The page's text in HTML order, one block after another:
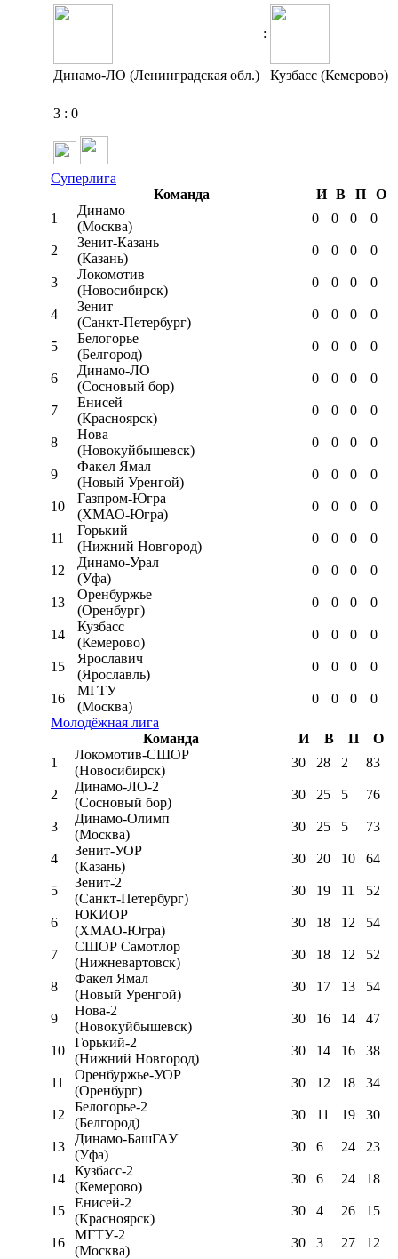
:
Динамо-ЛО (Ленинградская обл.) Кузбасс (Кемерово)
3 : 0
Суперлига
Команда
И В П
О
1
Динамо
(Москва)
0 0 0 0
2
Зенит-Казань
(Казань)
0 0 0 0
3
Локомотив
(Новосибирск)
0 0 0 0
4
Зенит
(Санкт-Петербург)
0 0 0 0
5
Белогорье
(Белгород)
0 0 0 0
6
Динамо-ЛО
(Сосновый бор)
0 0 0 0
7
Енисей
(Красноярск)
0 0 0 0
8
Нова
(Новокуйбышевск)
0 0 0 0
9
Факел Ямал
(Новый Уренгой)
0 0 0 0
10
Газпром-Югра
(ХМАО-Югра)
0 0 0 0
11
Горький
(Нижний Новгород)
0 0 0 0
12
Динамо-Урал
(Уфа)
0 0 0 0
13
Оренбуржье
(Оренбург)
0 0 0 0
14
Кузбасс
(Кемерово)
0 0 0 0
15
Ярославич
(Ярославль)
0 0 0 0
16
МГТУ
(Москва)
0 0 0
0
Молодёжная лига
Команда
И В П
О
1
Локомотив-CШОР
(Новосибирск)
30 28 2 83
2
Динамо-ЛО-2
(Сосновый бор)
30 25 5 76
3
Динамо-Олимп
(Москва)
30 25 5 73
4
Зенит-УОР
(Казань)
30 20 10 64
5
Зенит-2
(Санкт-Петербург)
30 19 11 52
6
ЮКИОР
(ХМАО-Югра)
30 18 12 54
7
СШОР Самотлор
(Нижневартовск)
30 18 12 52
8
Факел Ямал
(Новый Уренгой)
30 17 13 54
9
Нова-2
(Новокуйбышевск)
30 16 14 47
10
Горький-2
(Нижний Новгород)
30 14 16 38
11
Оренбуржье-УОР
(Оренбург)
30 12 18 34
12
Белогорье-2
(Белгород)
30 11 19 30
13
Динамо-БашГАУ
(Уфа)
30 6 24 23
14
Кузбасс-2
(Кемерово)
30 6 24 18
15
Енисей-2
(Красноярск)
30 4 26 15
16
МГТУ-2
(Москва)
30 3 27 12